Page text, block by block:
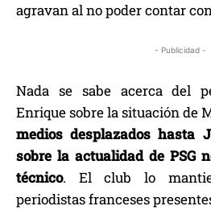
agravan al no poder contar
- Publicidad -
Nada se sabe acerca del
Enrique sobre la situación de
medios desplazados hasta
sobre la actualidad de PSG
técnico. El club lo
periodistas franceses